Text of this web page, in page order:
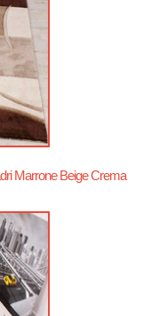
Marrone Beige Crema